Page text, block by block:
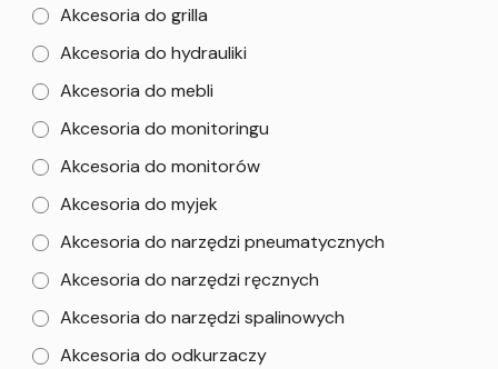
Akcesoria do grilla
Akcesoria do hydrauliki
Akcesoria do mebli
Akcesoria do monitoringu
Akcesoria do monitorów
Akcesoria do myjek
Akcesoria do narzędzi pneumatycznych
Akcesoria do narzędzi ręcznych
Akcesoria do narzędzi spalinowych
Akcesoria do odkurzaczy